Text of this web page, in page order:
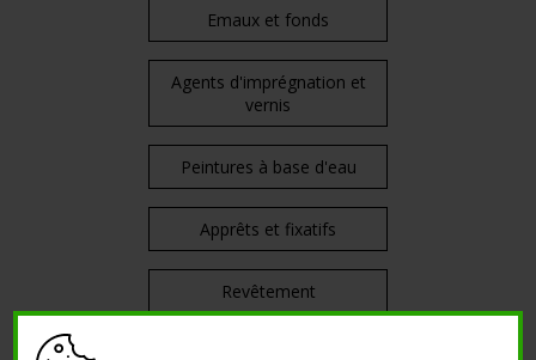
Emaux et fonds
Agents d'imprégnation et
vernis
Peintures à base d'eau
Apprêts et fixatifs
Revêtement